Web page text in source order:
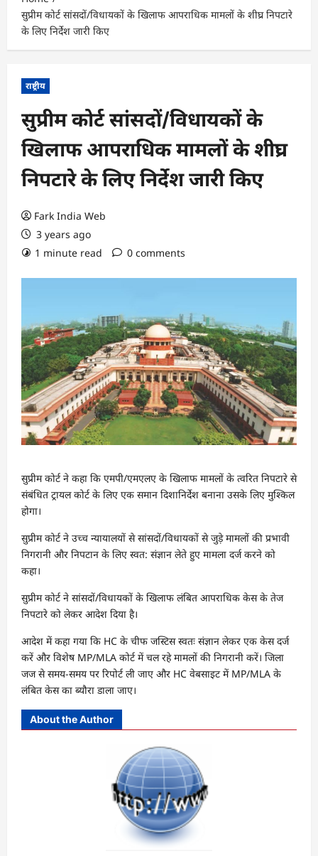
सुप्रीम कोर्ट सांसदों/विधायकों के खिलाफ आपराधिक मामलों के शीघ्र निपटारे
के लिए निर्देश जारी किए
राष्ट्रीय
सुप्रीम कोर्ट सांसदों/विधायकों के
खिलाफ आपराधिक मामलों के शीघ्र
निपटारे के लिए निर्देश जारी किए
Fark India Web
3 years ago
1 minute read
0 comments
सुप्रीम कोर्ट ने कहा कि एमपी/एमएलए के खिलाफ मामलों के त्वरित निपटारे से
संबंधित ट्रायल कोर्ट के लिए एक समान दिशानिर्देश बनाना उसके लिए मुश्किल
होगा।
सुप्रीम कोर्ट ने उच्च न्यायालयों से सांसदों/विधायकों से जुड़े मामलों की प्रभावी
निगरानी और निपटान के लिए स्वत: संज्ञान लेते हुए मामला दर्ज करने को
कहा।
सुप्रीम कोर्ट ने सांसदों/विधायकों के खिलाफ लंबित आपराधिक केस के तेज
निपटारे को लेकर आदेश दिया है।
आदेश में कहा गया कि HC के चीफ जस्टिस स्वतः संज्ञान लेकर एक केस दर्ज
करें और विशेष MP/MLA कोर्ट में चल रहे मामलों की निगरानी करें। जिला
जज से समय-समय पर रिपोर्ट ली जाए और HC वेबसाइट में MP/MLA के
लंबित केस का ब्यौरा डाला जाए।
About the Author